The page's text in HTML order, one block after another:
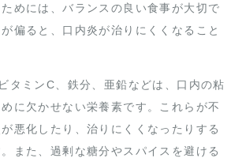
めには、バランスの良い食事が大切で
偏ると、口内炎が治りにくくなること
タミンC、鉄分、亜鉛などは、口内の粘
に欠かせない栄養素です。これらが不
悪化したり、治りにくくなったりする
また、過剰な糖分やスパイスを避ける